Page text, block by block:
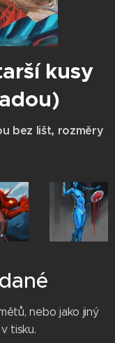
kusy
bez lišt, rozměry
nebo jako jiný
tisku.